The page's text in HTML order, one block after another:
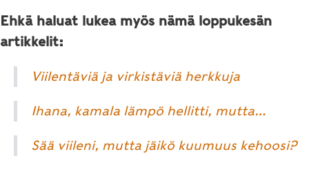
Ehkä haluat lukea myös nämä loppukesän
artikkelit:
Viilentäviä ja virkistäviä herkkuja
Ihana, kamala lämpö hellitti, mutta…
Sää viileni, mutta jäikö kuumuus kehoosi?